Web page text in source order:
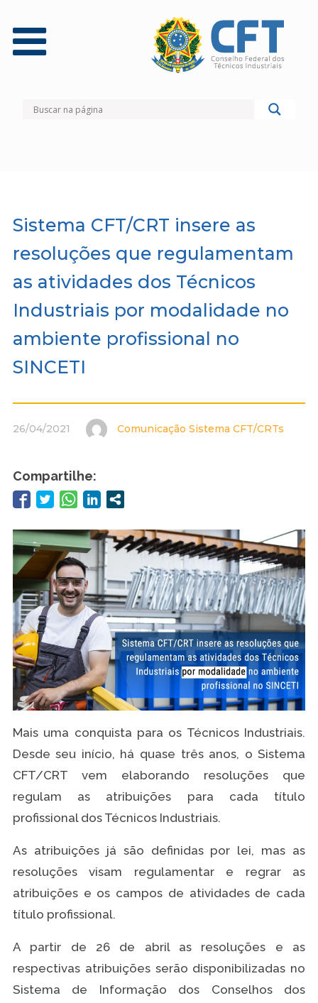
Sistema CFT/CRT insere as
resoluções que regulamentam
as atividades dos Técnicos
Industriais por modalidade no
ambiente profissional no
SINCETI
26/04/2021 Comunicação Sistema CFT/CRTs
Compartilhe:
Mais uma conquista para os Técnicos Industriais.
Desde seu início, há quase três anos, o Sistema
CFT/CRT vem elaborando resoluções que
regulam as atribuições para cada título
profissional dos Técnicos Industriais.
As atribuições já são definidas por lei, mas as
resoluções visam regulamentar e regrar as
atribuições e os campos de atividades de cada
título profissional.
A partir de 26 de abril as resoluções e as
respectivas atribuições serão disponibilizadas no
Sistema de Informação dos Conselhos dos